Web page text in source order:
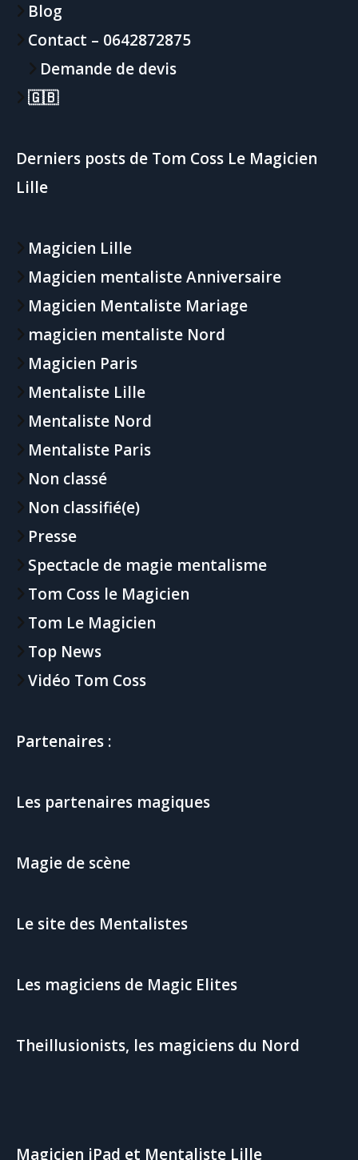
Blog
Contact – 0642872875
Demande de devis
🇬🇧
Derniers posts de Tom Coss Le Magicien
Lille
Magicien Lille
Magicien mentaliste Anniversaire
Magicien Mentaliste Mariage
magicien mentaliste Nord
Magicien Paris
Mentaliste Lille
Mentaliste Nord
Mentaliste Paris
Non classé
Non classifié(e)
Presse
Spectacle de magie mentalisme
Tom Coss le Magicien
Tom Le Magicien
Top News
Vidéo Tom Coss
Partenaires :
Les partenaires magiques
Magie de scène
Le site des Mentalistes
Les magiciens de Magic Elites
Theillusionists, les magiciens du Nord
Magicien iPad et Mentaliste Lille